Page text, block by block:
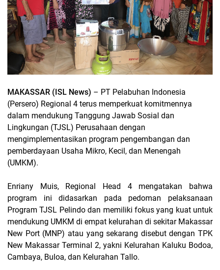
MAKASSAR (ISL News) – PT Pelabuhan Indonesia
(Persero) Regional 4 terus memperkuat komitmennya
dalam mendukung Tanggung Jawab Sosial dan
Lingkungan (TJSL) Perusahaan dengan
mengimplementasikan program pengembangan dan
pemberdayaan Usaha Mikro, Kecil, dan Menengah
(UMKM).
Enriany Muis, Regional Head 4 mengatakan bahwa
program ini didasarkan pada pedoman pelaksanaan
Program TJSL Pelindo dan memiliki fokus yang kuat untuk
mendukung UMKM di empat kelurahan di sekitar Makassar
New Port (MNP) atau yang sekarang disebut dengan TPK
New Makassar Terminal 2, yakni Kelurahan Kaluku Bodoa,
Cambaya, Buloa, dan Kelurahan Tallo.